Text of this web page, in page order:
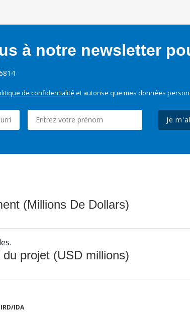
à notre newsletter
de confidentialité et autorise que mes données
Je
(Millions De Dollars)
projet (USD millions)
IDA